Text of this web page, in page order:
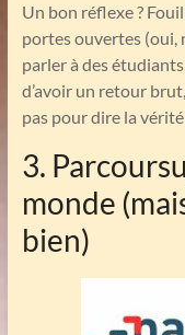
Un bon réflexe ?
portes ouvertes (oui,
parler à des
d’avoir un retour
pas pour dire la
3.
monde
bien)